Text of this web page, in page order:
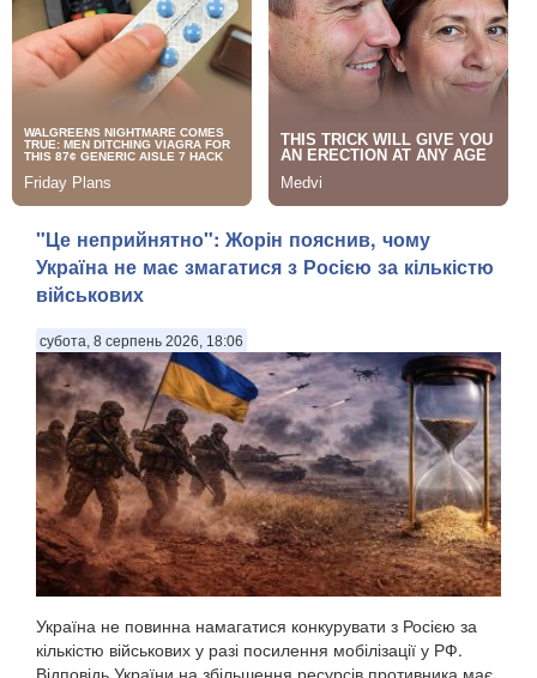
"Це неприйнятно": Жорін пояснив, чому
Україна не має змагатися з Росією за кількістю
військових
субота, 8 серпень 2026, 18:06
Україна не повинна намагатися конкурувати з Росією за
кількістю військових у разі посилення мобілізації у РФ.
Відповідь України на збільшення ресурсів противника має